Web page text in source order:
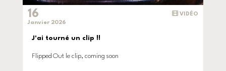
VIDÉO
16
Janvier 2026
J'ai tourné un clip !!
Flipped Out le clip, coming soon